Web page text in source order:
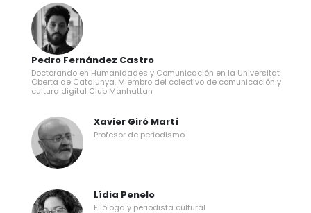
Pedro Fernández Castro
Doctorando en Humanidades y Comunicación en la Universitat
Oberta de Catalunya. Miembro del colectivo de comunicación y
cultura digital Club Manhattan
Xavier Giró Martí
Profesor de periodismo
Lídia Penelo
Filóloga y periodista cultural